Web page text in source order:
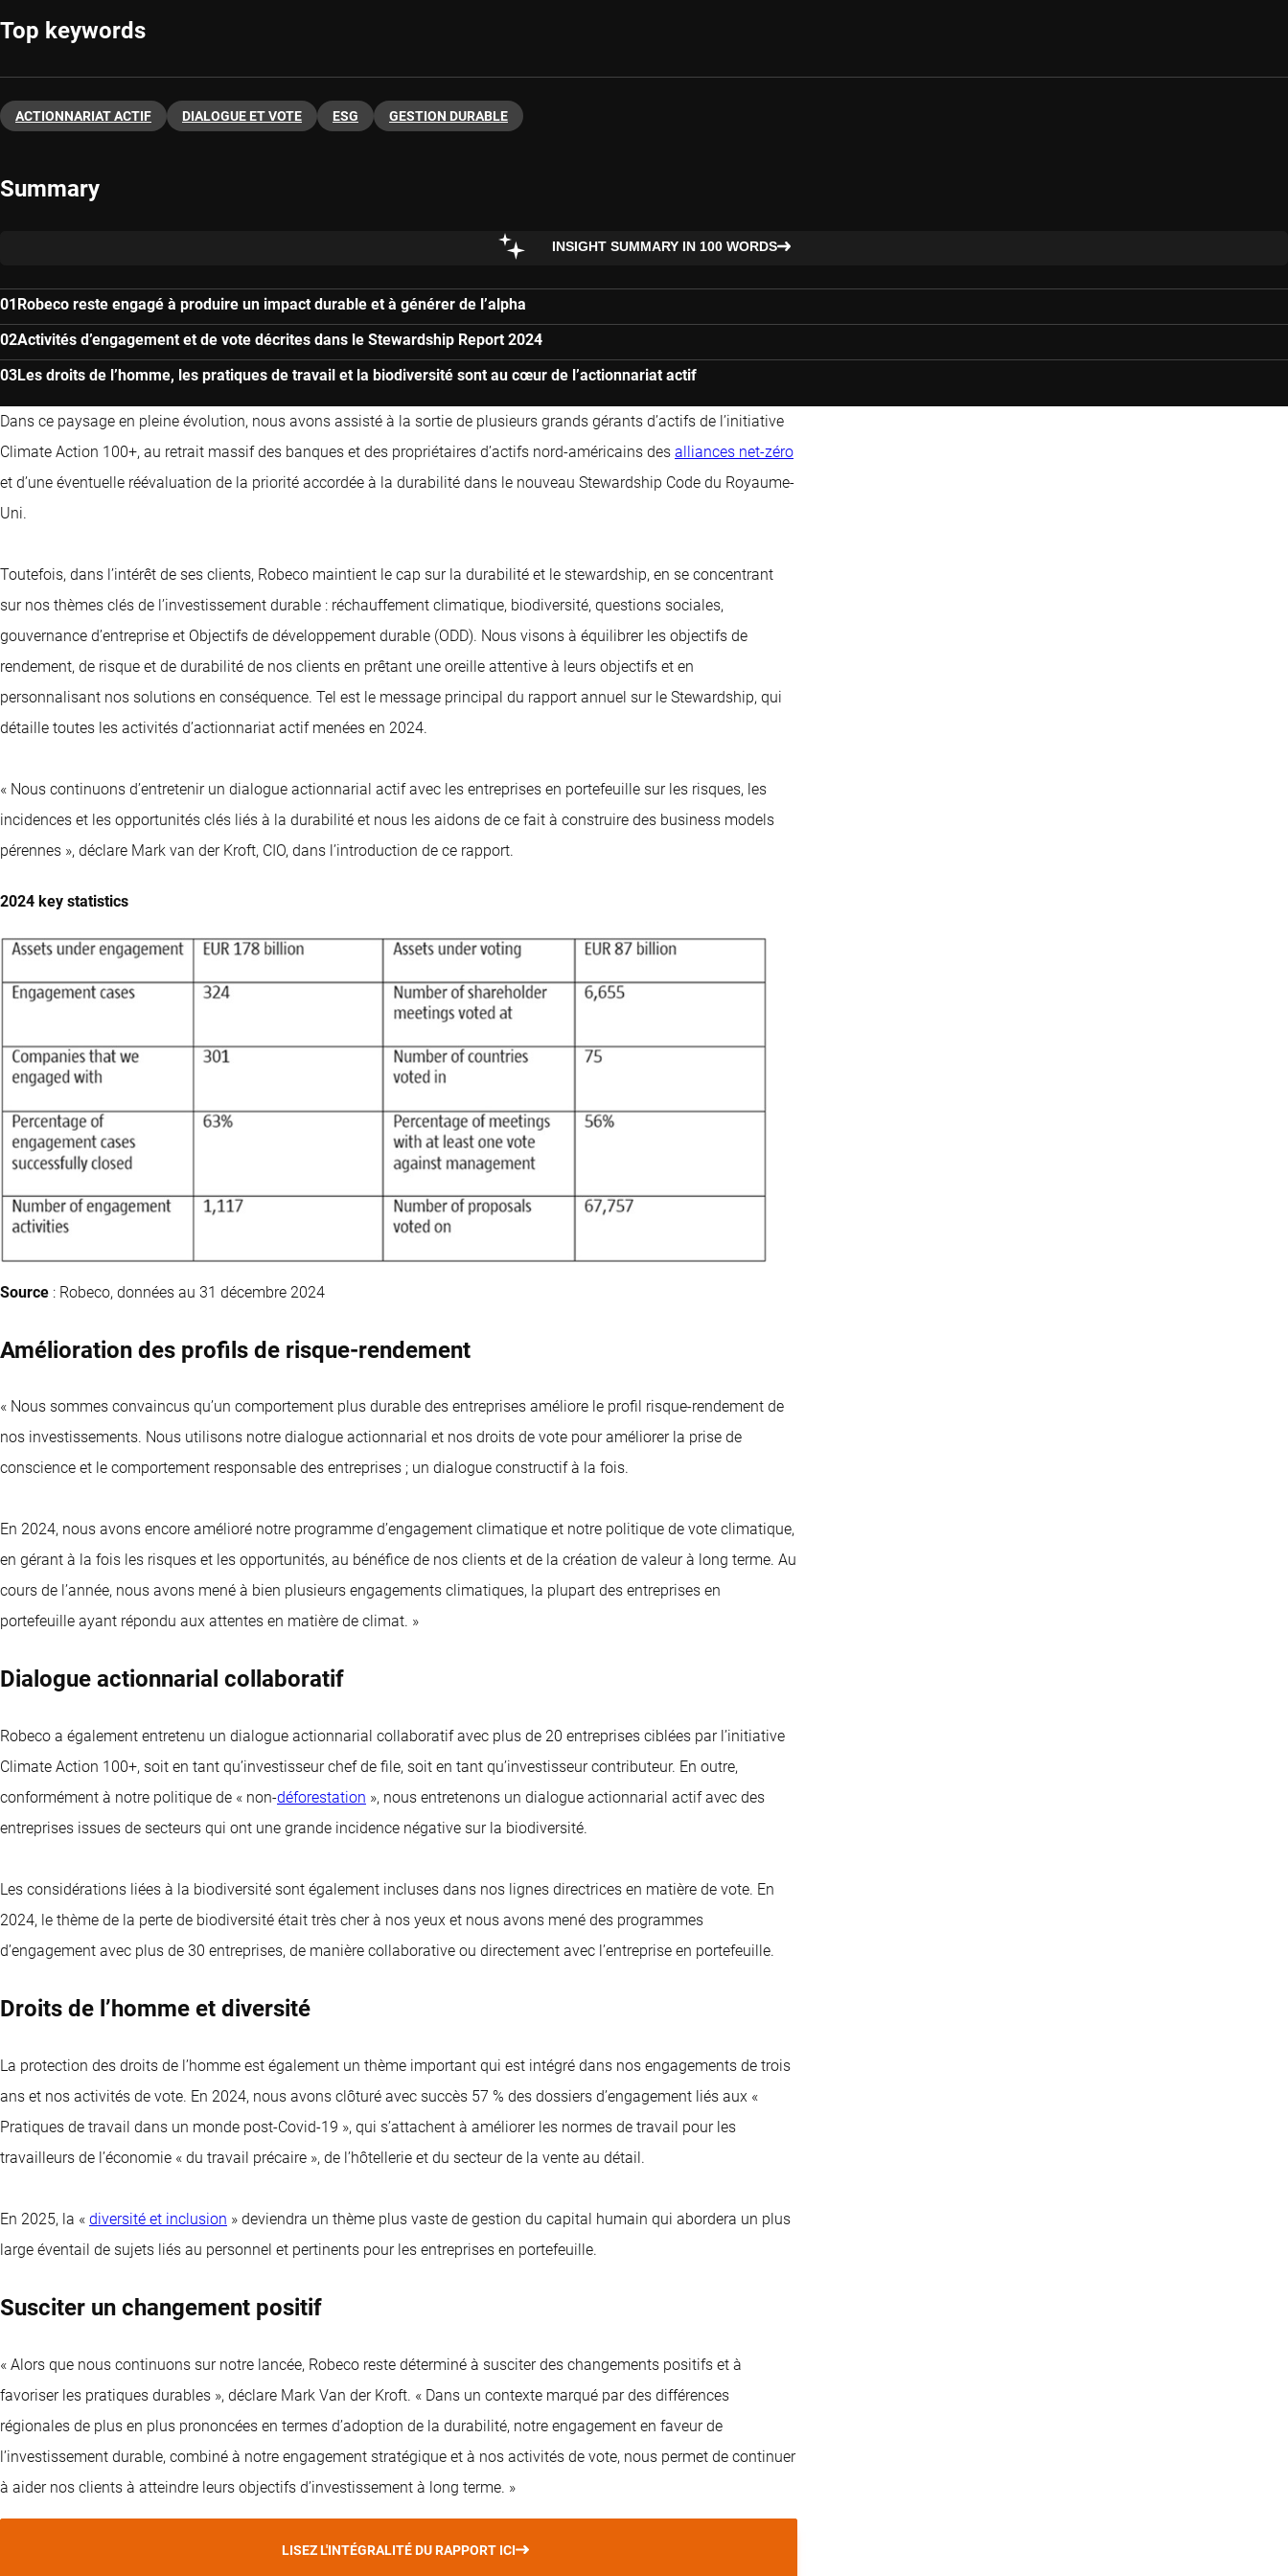
Top keywords
ACTIONNARIAT ACTIF DIALOGUE ET VOTE ESG GESTION DURABLE
Summary
INSIGHT SUMMARY IN 100 WORDS
Robeco reste engagé à produire un impact durable et à générer de l’alpha
Activités d’engagement et de vote décrites dans le Stewardship Report 2024
Les droits de l’homme, les pratiques de travail et la biodiversité sont au cœur de l’actionnariat actif
Dans ce paysage en pleine évolution, nous avons assisté à la sortie de plusieurs grands gérants d’actifs de l’initiative
Climate Action 100+, au retrait massif des banques et des propriétaires d’actifs nord-américains des alliances net-zéro
et d’une éventuelle réévaluation de la priorité accordée à la durabilité dans le nouveau Stewardship Code du Royaume-
Uni.
Toutefois, dans l’intérêt de ses clients, Robeco maintient le cap sur la durabilité et le stewardship, en se concentrant
sur nos thèmes clés de l’investissement durable : réchauffement climatique, biodiversité, questions sociales,
gouvernance d’entreprise et Objectifs de développement durable (ODD). Nous visons à équilibrer les objectifs de
rendement, de risque et de durabilité de nos clients en prêtant une oreille attentive à leurs objectifs et en
personnalisant nos solutions en conséquence. Tel est le message principal du rapport annuel sur le Stewardship, qui
détaille toutes les activités d’actionnariat actif menées en 2024.
« Nous continuons d’entretenir un dialogue actionnarial actif avec les entreprises en portefeuille sur les risques, les
incidences et les opportunités clés liés à la durabilité et nous les aidons de ce fait à construire des business models
pérennes », déclare Mark van der Kroft, CIO, dans l’introduction de ce rapport.
2024 key statistics
Source : Robeco, données au 31 décembre 2024
Amélioration des profils de risque-rendement
« Nous sommes convaincus qu’un comportement plus durable des entreprises améliore le profil risque-rendement de
nos investissements. Nous utilisons notre dialogue actionnarial et nos droits de vote pour améliorer la prise de
conscience et le comportement responsable des entreprises ; un dialogue constructif à la fois.
En 2024, nous avons encore amélioré notre programme d’engagement climatique et notre politique de vote climatique,
en gérant à la fois les risques et les opportunités, au bénéfice de nos clients et de la création de valeur à long terme. Au
cours de l’année, nous avons mené à bien plusieurs engagements climatiques, la plupart des entreprises en
portefeuille ayant répondu aux attentes en matière de climat. »
Dialogue actionnarial collaboratif
Robeco a également entretenu un dialogue actionnarial collaboratif avec plus de 20 entreprises ciblées par l’initiative
Climate Action 100+, soit en tant qu’investisseur chef de file, soit en tant qu’investisseur contributeur. En outre,
conformément à notre politique de « non-déforestation », nous entretenons un dialogue actionnarial actif avec des
entreprises issues de secteurs qui ont une grande incidence négative sur la biodiversité.
Les considérations liées à la biodiversité sont également incluses dans nos lignes directrices en matière de vote. En
2024, le thème de la perte de biodiversité était très cher à nos yeux et nous avons mené des programmes
d’engagement avec plus de 30 entreprises, de manière collaborative ou directement avec l’entreprise en portefeuille.
Droits de l’homme et diversité
La protection des droits de l’homme est également un thème important qui est intégré dans nos engagements de trois
ans et nos activités de vote. En 2024, nous avons clôturé avec succès 57 % des dossiers d’engagement liés aux «
Pratiques de travail dans un monde post-Covid-19 », qui s’attachent à améliorer les normes de travail pour les
travailleurs de l’économie « du travail précaire », de l’hôtellerie et du secteur de la vente au détail.
En 2025, la « diversité et inclusion » deviendra un thème plus vaste de gestion du capital humain qui abordera un plus
large éventail de sujets liés au personnel et pertinents pour les entreprises en portefeuille.
Susciter un changement positif
« Alors que nous continuons sur notre lancée, Robeco reste déterminé à susciter des changements positifs et à
favoriser les pratiques durables », déclare Mark Van der Kroft. « Dans un contexte marqué par des différences
régionales de plus en plus prononcées en termes d’adoption de la durabilité, notre engagement en faveur de
l’investissement durable, combiné à notre engagement stratégique et à nos activités de vote, nous permet de continuer
à aider nos clients à atteindre leurs objectifs d’investissement à long terme. »
LISEZ L'INTÉGRALITÉ DU RAPPORT ICI